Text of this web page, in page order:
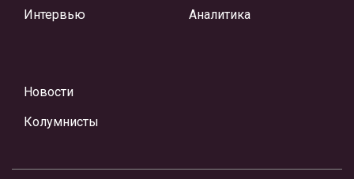
Интервью
Аналитика
Новости
Колумнисты